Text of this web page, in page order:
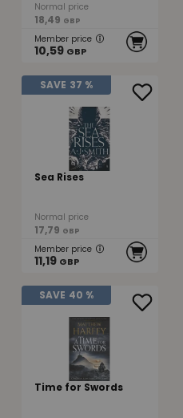
Normal price
18,49 GBP
Member price
10,59 GBP
SAVE 37 %
Sea Rises
Normal price
17,79 GBP
Member price
11,19 GBP
SAVE 40 %
Time for Swords